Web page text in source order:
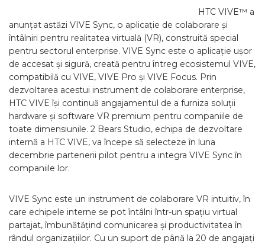
HTC VIVE™ a
anunțat astăzi VIVE Sync, o aplicație de colaborare și
întâlniri pentru realitatea virtuală (VR), construită special
pentru sectorul enterprise. VIVE Sync este o aplicație ușor
de accesat și sigură, creată pentru întreg ecosistemul VIVE,
compatibilă cu VIVE, VIVE Pro și VIVE Focus. Prin
dezvoltarea acestui instrument de colaborare enterprise,
HTC VIVE își continuă angajamentul de a furniza soluții
hardware și software VR premium pentru companiile de
toate dimensiunile. 2 Bears Studio, echipa de dezvoltare
internă a HTC VIVE, va începe să selecteze în luna
decembrie partenerii pilot pentru a integra VIVE Sync în
companiile lor.
VIVE Sync este un instrument de colaborare VR intuitiv, în
care echipele interne se pot întâlni într-un spațiu virtual
partajat, îmbunătățind comunicarea și productivitatea în
rândul organizațiilor. Cu un suport de până la 20 de angajați